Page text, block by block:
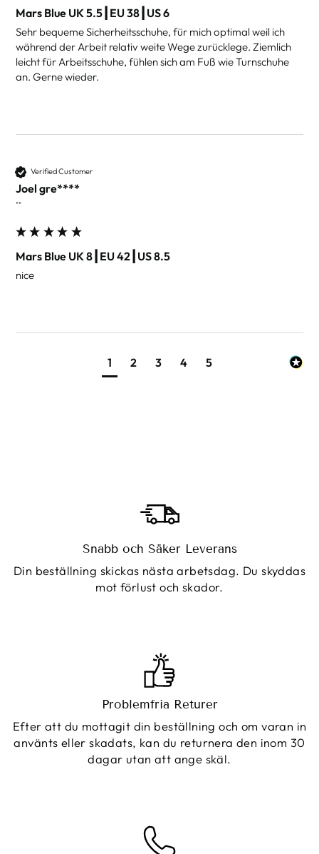
Mars Blue UK 5.5┃EU 38┃US 6
Sehr bequeme Sicherheitsschuhe, für mich optimal weil ich
während der Arbeit relativ weite Wege zurücklege. Ziemlich
leicht für Arbeitsschuhe, fühlen sich am Fuß wie Turnschuhe
an. Gerne wieder.
Verified Customer
Joel gre****
""
Mars Blue UK 8┃EU 42┃US 8.5
nice
1 2 3 4 5
Snabb och Säker Leverans
Din beställning skickas nästa arbetsdag. Du skyddas
mot förlust och skador.
Problemfria Returer
Efter att du mottagit din beställning och om varan in
använts eller skadats, kan du returnera den inom 30
dagar utan att ange skäl.